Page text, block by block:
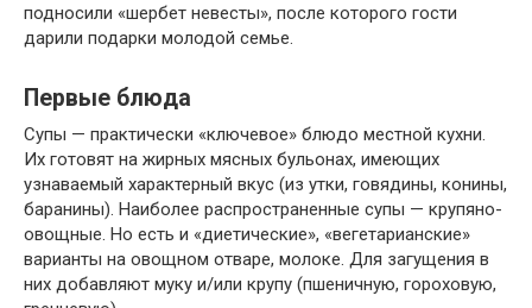
подносили «шербет невесты», после которого гости
дарили подарки молодой семье.
Первые блюда
Супы — практически «ключевое» блюдо местной кухни.
Их готовят на жирных мясных бульонах, имеющих
узнаваемый характерный вкус (из утки, говядины, конины,
баранины). Наиболее распространенные супы — крупяно-
овощные. Но есть и «диетические», «вегетарианские»
варианты на овощном отваре, молоке. Для загущения в
них добавляют муку и/или крупу (пшеничную, гороховую,